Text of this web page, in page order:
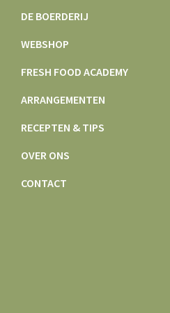
DE BOERDERIJ
WEBSHOP
FRESH FOOD ACADEMY
ARRANGEMENTEN
RECEPTEN & TIPS
OVER ONS
CONTACT